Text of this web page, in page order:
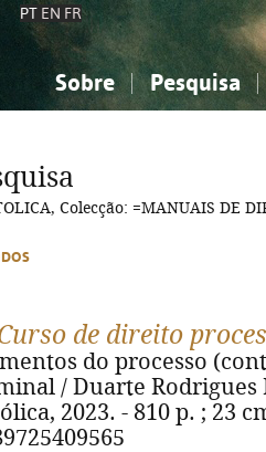
PT EN FR
Sobre Pesquisa
Ciências sociais...
Arte, desporto...
Ciências sociais...
Arte, desporto...
Colecção: =MANUAIS DE
de direito
do processo
/ Duarte Rodrigues
2023. - 810 p. ; 23